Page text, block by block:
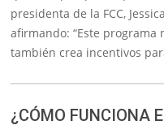
presidenta de la FCC,
afirmando: “Este programa
también crea incentivos
¿CÓMO FUNCIONA